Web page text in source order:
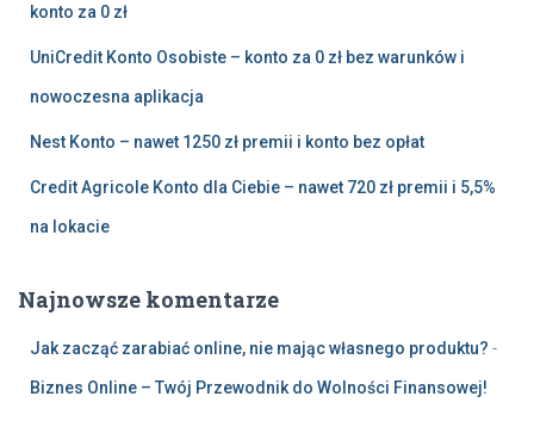
konto za 0 zł
UniCredit Konto Osobiste – konto za 0 zł bez warunków i
nowoczesna aplikacja
Nest Konto – nawet 1250 zł premii i konto bez opłat
Credit Agricole Konto dla Ciebie – nawet 720 zł premii i 5,5%
na lokacie
Najnowsze komentarze
Jak zacząć zarabiać online, nie mając własnego produktu? -
Biznes Online – Twój Przewodnik do Wolności Finansowej!